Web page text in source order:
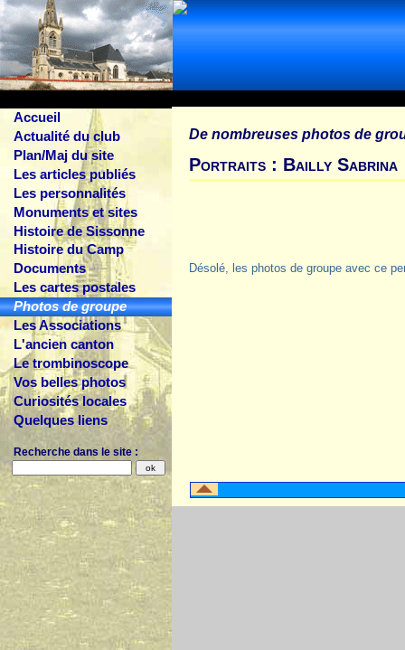
Accueil
Actualité du club
Plan/Maj du site
Les articles publiés
Les personnalités
Monuments et sites
Histoire de Sissonne
Histoire du Camp
Documents
Les cartes postales
Photos de groupe
Les Associations
L'ancien canton
Le trombinoscope
Vos belles photos
Curiosités locales
Quelques liens
Recherche dans le site :
De nombreuses photos de
Portraits : Bailly Sabrina
Désolé, les photos de groupe avec ce